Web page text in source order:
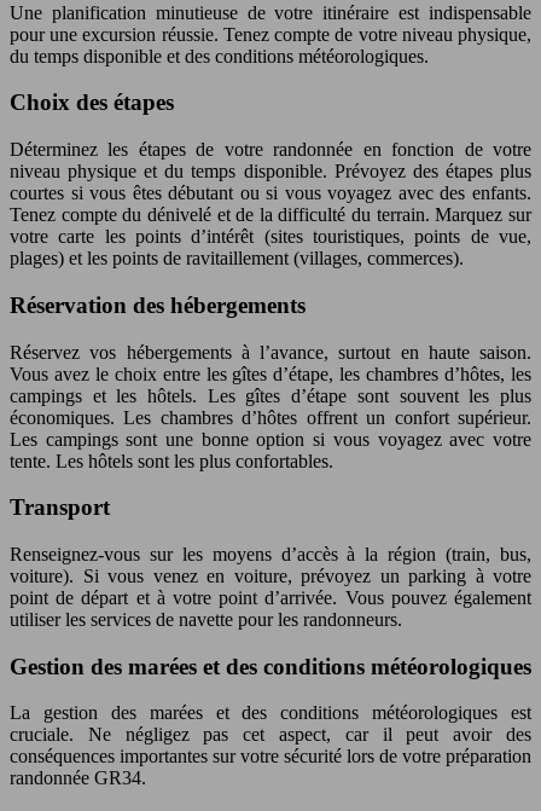
Une planification minutieuse de votre itinéraire est indispensable
pour une excursion réussie. Tenez compte de votre niveau physique,
du temps disponible et des conditions météorologiques.
Choix des étapes
Déterminez les étapes de votre randonnée en fonction de votre
niveau physique et du temps disponible. Prévoyez des étapes plus
courtes si vous êtes débutant ou si vous voyagez avec des enfants.
Tenez compte du dénivelé et de la difficulté du terrain. Marquez sur
votre carte les points d’intérêt (sites touristiques, points de vue,
plages) et les points de ravitaillement (villages, commerces).
Réservation des hébergements
Réservez vos hébergements à l’avance, surtout en haute saison.
Vous avez le choix entre les gîtes d’étape, les chambres d’hôtes, les
campings et les hôtels. Les gîtes d’étape sont souvent les plus
économiques. Les chambres d’hôtes offrent un confort supérieur.
Les campings sont une bonne option si vous voyagez avec votre
tente. Les hôtels sont les plus confortables.
Transport
Renseignez-vous sur les moyens d’accès à la région (train, bus,
voiture). Si vous venez en voiture, prévoyez un parking à votre
point de départ et à votre point d’arrivée. Vous pouvez également
utiliser les services de navette pour les randonneurs.
Gestion des marées et des conditions météorologiques
La gestion des marées et des conditions météorologiques est
cruciale. Ne négligez pas cet aspect, car il peut avoir des
conséquences importantes sur votre sécurité lors de votre préparation
randonnée GR34.